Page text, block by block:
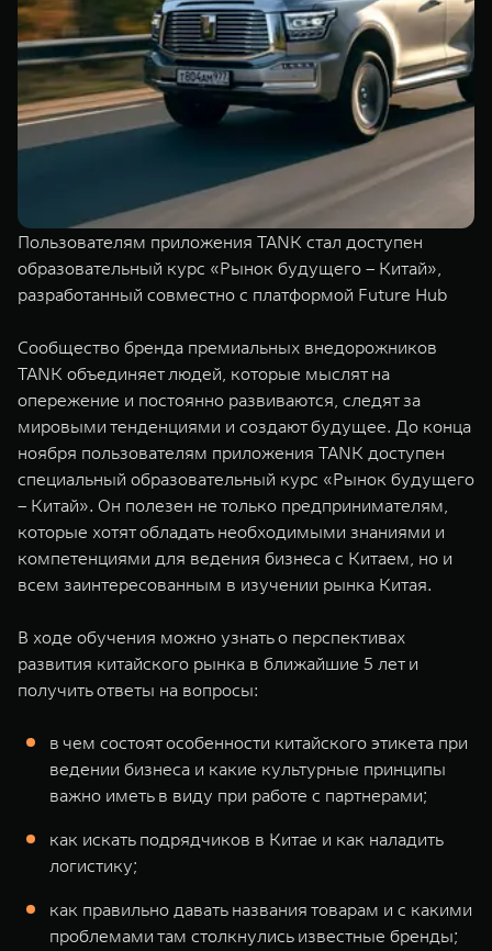
TANK 500
Веди за собой
от 6 499 000 ₽
TANK 700
Сила
от 10 199
WEY 07
Расширяя границы комфорта
от 6 149 000 ₽
WEY 05
Эстетика
от 5 699
WEY 80
от 6 449 000 ₽
WEY 80
от 8 099
TANK Финансы
Корпоративным клиентам
TANK ФИНАНСЫ
TANK Кредит
TANK Страхование
Сервис
Специальные предложения
Моторные масла
ЦИФРОВЫЕ СЕРВИСЫ TANK
Цифровые сервисы TANK
Подписки
Пользователям приложения TANK стал доступен
образовательный курс «Рынок будущего – Китай»,
разработанный совместно с платформой Future Hub
Сообщество бренда премиальных внедорожников
TANK объединяет людей, которые мыслят на
опережение и постоянно развиваются, следят за
мировыми тенденциями и создают будущее. До конца
ноября пользователям приложения TANK доступен
специальный образовательный курс «Рынок будущего
– Китай». Он полезен не только предпринимателям,
которые хотят обладать необходимыми знаниями и
компетенциями для ведения бизнеса с Китаем, но и
всем заинтересованным в изучении рынка Китая.
В ходе обучения можно узнать о перспективах
развития китайского рынка в ближайшие 5 лет и
получить ответы на вопросы:
в чем состоят особенности китайского этикета при
ведении бизнеса и какие культурные принципы
важно иметь в виду при работе с партнерами;
как искать подрядчиков в Китае и как наладить
логистику;
как правильно давать названия товарам и с какими
проблемами там столкнулись известные бренды;